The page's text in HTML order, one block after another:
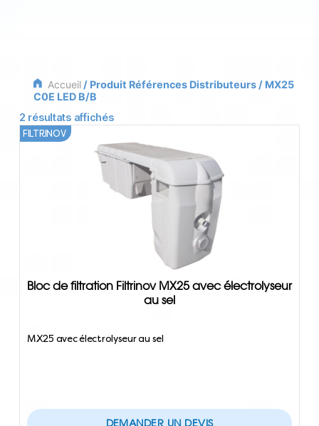
Accueil/ Produit Références Distributeurs / MX25
C0E LED B/B
2 résultats affichés
Bloc de filtration Filtrinov MX25 avec électrolyseur
au sel
FILTRINOV
MX25 avec électrolyseur au sel
DEMANDER UN DEVIS